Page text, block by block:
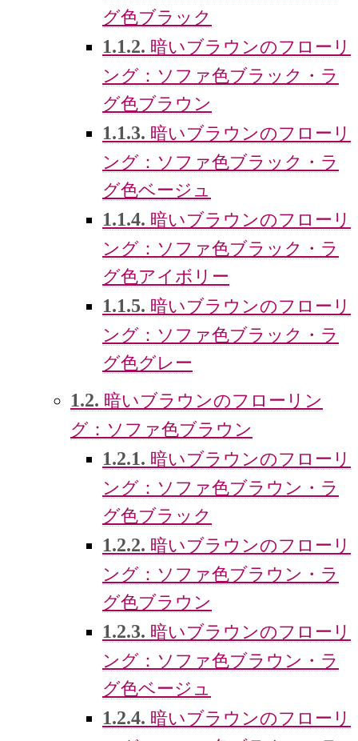
グ色ブラック
1.1.2. 暗いブラウンのフローリ
ング：ソファ色ブラック・ラ
グ色ブラウン
1.1.3. 暗いブラウンのフローリ
ング：ソファ色ブラック・ラ
グ色ベージュ
1.1.4. 暗いブラウンのフローリ
ング：ソファ色ブラック・ラ
グ色アイボリー
1.1.5. 暗いブラウンのフローリ
ング：ソファ色ブラック・ラ
グ色グレー
1.2. 暗いブラウンのフローリン
グ：ソファ色ブラウン
1.2.1. 暗いブラウンのフローリ
ング：ソファ色ブラウン・ラ
グ色ブラック
1.2.2. 暗いブラウンのフローリ
ング：ソファ色ブラウン・ラ
グ色ブラウン
1.2.3. 暗いブラウンのフローリ
ング：ソファ色ブラウン・ラ
グ色ベージュ
1.2.4. 暗いブラウンのフローリ